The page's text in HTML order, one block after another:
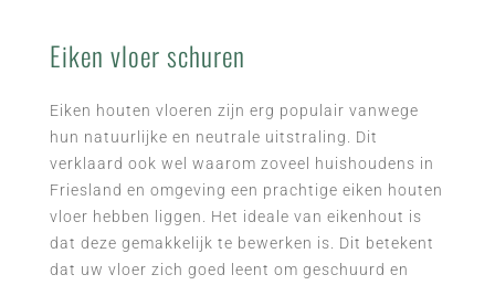
Eiken vloer schuren
Eiken houten vloeren zijn erg populair vanwege
hun natuurlijke en neutrale uitstraling. Dit
verklaard ook wel waarom zoveel huishoudens in
Friesland en omgeving een prachtige eiken houten
vloer hebben liggen. Het ideale van eikenhout is
dat deze gemakkelijk te bewerken is. Dit betekent
dat uw vloer zich goed leent om geschuurd en